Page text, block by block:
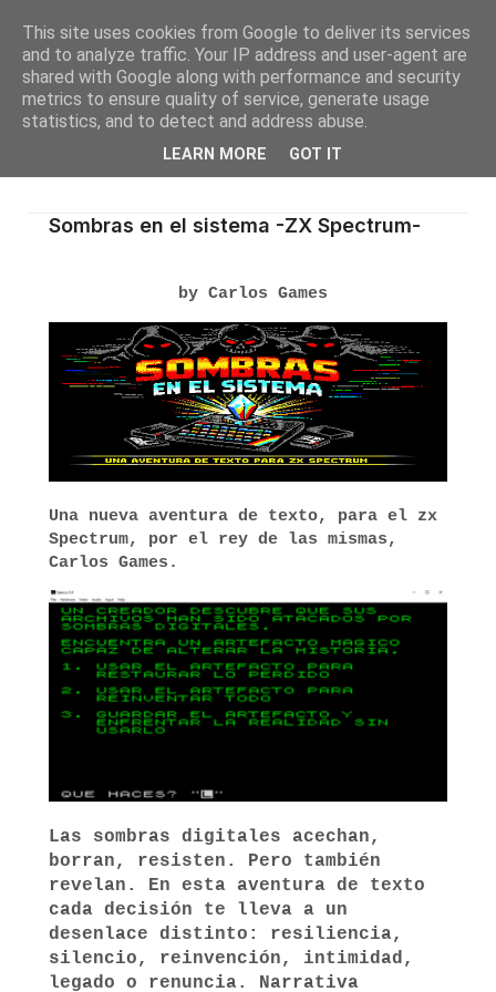
Sombras en el sistema -ZX Spectrum-
by Carlos Games
Una nueva aventura de texto, para el zx
Spectrum, por el rey de las mismas,
Carlos Games.
Las sombras digitales acechan,
borran, resisten. Pero también
revelan. En esta aventura de texto
cada decisión te lleva a un
desenlace distinto: resiliencia,
silencio, reinvención, intimidad,
legado o renuncia. Narrativa
This site uses cookies from Google to deliver its services
and to analyze traffic. Your IP address and user-agent are
shared with Google along with performance and security
metrics to ensure quality of service, generate usage
statistics, and to detect and address abuse.
LEARN MORE GOT IT